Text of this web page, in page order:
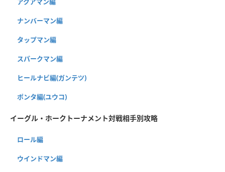
ナンバーマン編
タップマン編
スパークマン編
ヒールナビ編(ガンテツ)
ポンタ編(ユウコ)
イーグル・ホークトーナメント対戦相手別攻略
ロール編
ウインドマン編